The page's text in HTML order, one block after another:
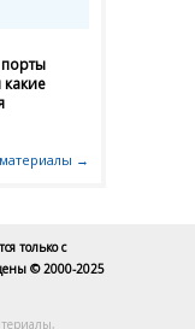
→
только с
© 2000-2025